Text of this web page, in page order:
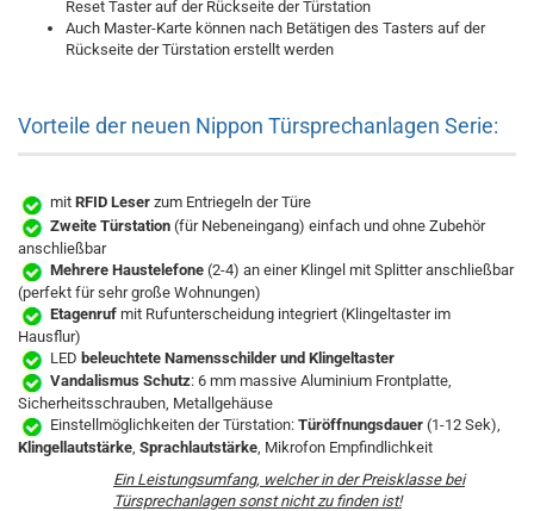
Reset Taster auf der Rückseite der Türstation
Auch Master-Karte können nach Betätigen des Tasters auf der
Rückseite der Türstation erstellt werden
Vorteile der neuen Nippon Türsprechanlagen Serie:
mit RFID Leser zum Entriegeln der Türe
Zweite Türstation (für Nebeneingang) einfach und ohne Zubehör
anschließbar
Mehrere Haustelefone (2-4) an einer Klingel mit Splitter anschließbar
(perfekt für sehr große Wohnungen)
Etagenruf mit Rufunterscheidung integriert (Klingeltaster im
Hausflur)
LED beleuchtete Namensschilder und Klingeltaster
Vandalismus Schutz: 6 mm massive Aluminium Frontplatte,
Sicherheitsschrauben, Metallgehäuse
Einstellmöglichkeiten der Türstation: Türöffnungsdauer (1-12 Sek),
Klingellautstärke Sprachlautstärke , Mikrofon Empfindlichkeit
Ein Leistungsumfang, welcher in der Preisklasse bei
Türsprechanlagen sonst nicht zu finden ist!